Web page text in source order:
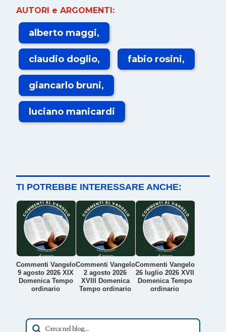
AUTORI e ARGOMENTI:
alberto maggi
claudio doglio fabio rosini
giancarlo bruni
luciano manicardi
TI POTREBBE INTERESSARE ANCHE:
Commenti Vangelo
9 agosto 2026 XIX
Domenica Tempo
ordinario
Commenti Vangelo
2 agosto 2026
XVIII Domenica
Tempo ordinario
Commenti Vangelo
26 luglio 2026 XVII
Domenica Tempo
ordinario